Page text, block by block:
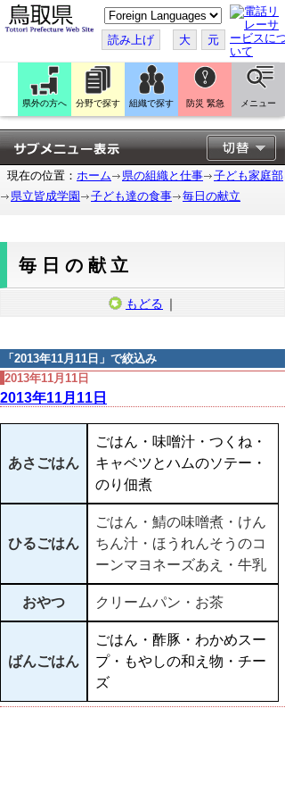
こ
の
ペ
ー
ジ
翻
訳
す
る
読み上げ 大 元
県外の方へ 分野で探す 組織で探す 防災 緊急 メニュー
現在の位置： ホーム 県の組織と仕事
子ども家庭部
県立皆成学園
子ども達の食事 毎日の献立
毎日の献立
もどる ｜
「 2013年11月11日 」で絞込み
2013年11月11日
2013年11月11日
あさごはん
ごはん・味噌汁・つくね・
キャベツとハムのソテー・
のり佃煮
ひるごはん
ごはん・鯖の味噌煮・けん
ちん汁・ほうれんそうのコ
ーンマヨネーズあえ・牛乳
おやつ クリームパン・お茶
ばんごはん
ごはん・酢豚・わかめスー
プ・もやしの和え物・チー
ズ